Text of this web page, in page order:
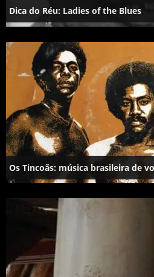
Dica do Réu: Ladies of the Blues
Os Tincoãs: música brasileira de